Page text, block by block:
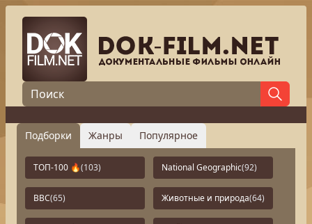
Подборки Жанры Популярное
ТОП-100 🔥(103) National Geographic(92)
BBC(65) Животные и природа(64)